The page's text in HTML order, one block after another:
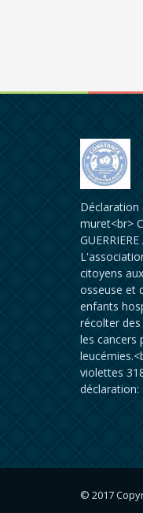
Déclaration
muret<br>
citoyens
osseuse et
enfants
récolter
les cancers
violettes
© 2017